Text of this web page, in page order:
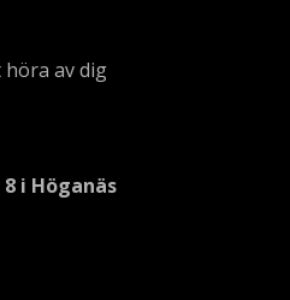
av dig
i Höganäs